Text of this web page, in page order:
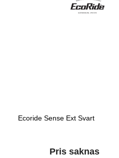
Ecoride Sense Ext Svart
Pris saknas